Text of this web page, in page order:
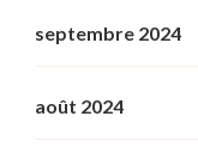
septembre 2024
août 2024